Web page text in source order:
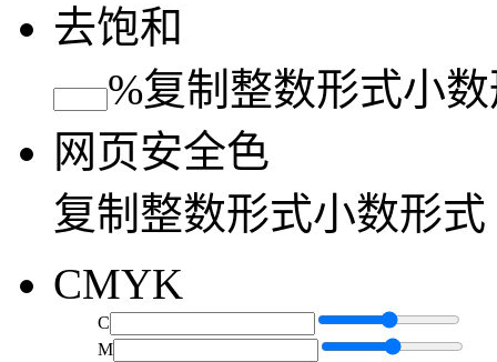
去饱和
%复制 整数形式小
网页安全色
复制 整数形式小数形式
CMYK
C
M